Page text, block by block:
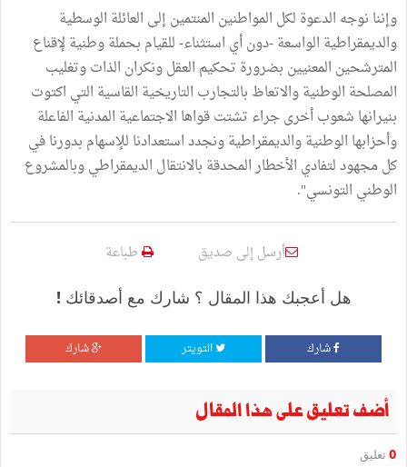
وإننا نوجه الدعوة لكل المواطنين المنتمين إلى العائلة الوسطية
والديمقراطية الواسعة -دون أي استثناء- للقيام بحملة وطنية لإقناع
المترشحين المعنيين بضرورة تحكيم العقل ونكران الذات وتغليب
المصلحة الوطنية والاتعاظ بالتجارب التاريخية القاسية التي اكتوت
بنيرانها شعوب أخرى جراء تشتت قواها الاجتماعية المدنية الفاعلة
وأحزابها الوطنية والديمقراطية ونجدد استعدادنا للإسهام بدورنا في
كل مجهود لتفادي الأخطار المحدقة بالانتقال الديمقراطي وبالمشروع
الوطني التونسي".
أرسل إلى صديق طباعة
هل أعجبك هذا المقال ؟ شارك مع أصدقائك !
شارك التويتر شارك
أضف تعليق على هذا المقال
0 تعليق